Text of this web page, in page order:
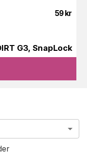
59 kr
G3, SnapLock